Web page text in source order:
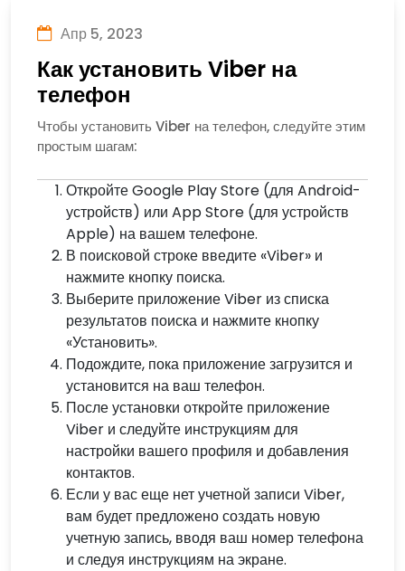
Апр 5, 2023
Как установить Viber на
телефон
Чтобы установить Viber на телефон, следуйте этим
простым шагам:
Откройте Google Play Store (для Android-
устройств) или App Store (для устройств
Apple) на вашем телефоне.
В поисковой строке введите «Viber» и
нажмите кнопку поиска.
Выберите приложение Viber из списка
результатов поиска и нажмите кнопку
«Установить».
Подождите, пока приложение загрузится и
установится на ваш телефон.
После установки откройте приложение
Viber и следуйте инструкциям для
настройки вашего профиля и добавления
контактов.
Если у вас еще нет учетной записи Viber,
вам будет предложено создать новую
учетную запись, вводя ваш номер телефона
и следуя инструкциям на экране.